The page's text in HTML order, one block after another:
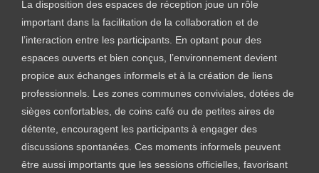
La disposition des espaces de réception joue un rôle
important dans la facilitation de la collaboration et de
l’interaction entre les participants. En optant pour des
espaces ouverts et bien conçus, l’environnement devient
propice aux échanges informels et à la création de liens
professionnels. Les zones communes conviviales, dotées de
sièges confortables, de coins café ou de petites aires de
détente, encouragent les participants à engager des
discussions spontanées. Ces moments informels peuvent
être aussi importants que les sessions officielles, favorisant